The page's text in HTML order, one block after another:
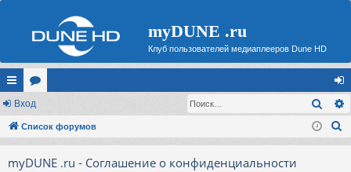
myDUNE .ru
Клуб пользователей медиаплееров Dune HD
с
ы
ор
ум
хо
д
Вход
Список форумов
myDUNE .ru - Соглашение о конфиденциальности